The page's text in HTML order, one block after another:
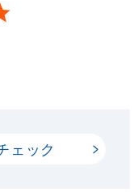
ェック